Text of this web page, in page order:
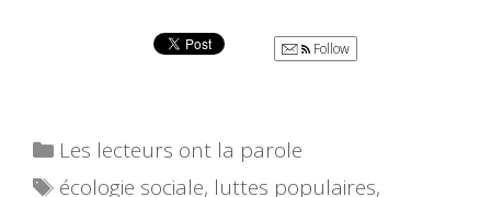
Follow
Catégories
Les lecteurs ont la parole
Étiquettes
écologie sociale, luttes populaires,